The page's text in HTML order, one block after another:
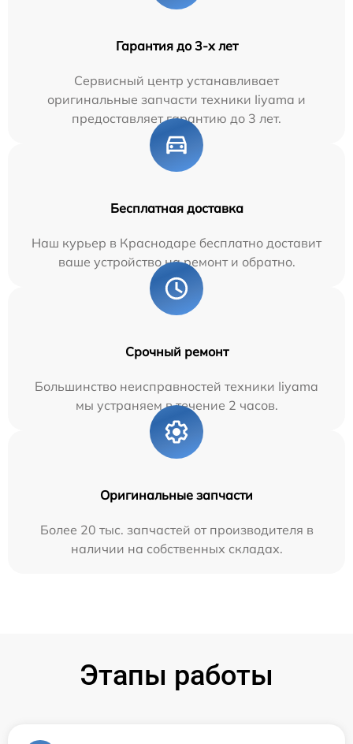
Гарантия до 3-х лет
Сервисный центр устанавливает
оригинальные запчасти техники Iiyama и
предоставляет гарантию до 3 лет.
Бесплатная доставка
Наш курьер в Краснодаре бесплатно доставит
ваше устройство на ремонт и обратно.
Срочный ремонт
Большинство неисправностей техники Iiyama
мы устраняем в течение 2 часов.
Оригинальные запчасти
Более 20 тыс. запчастей от производителя в
наличии на собственных складах.
Этапы работы